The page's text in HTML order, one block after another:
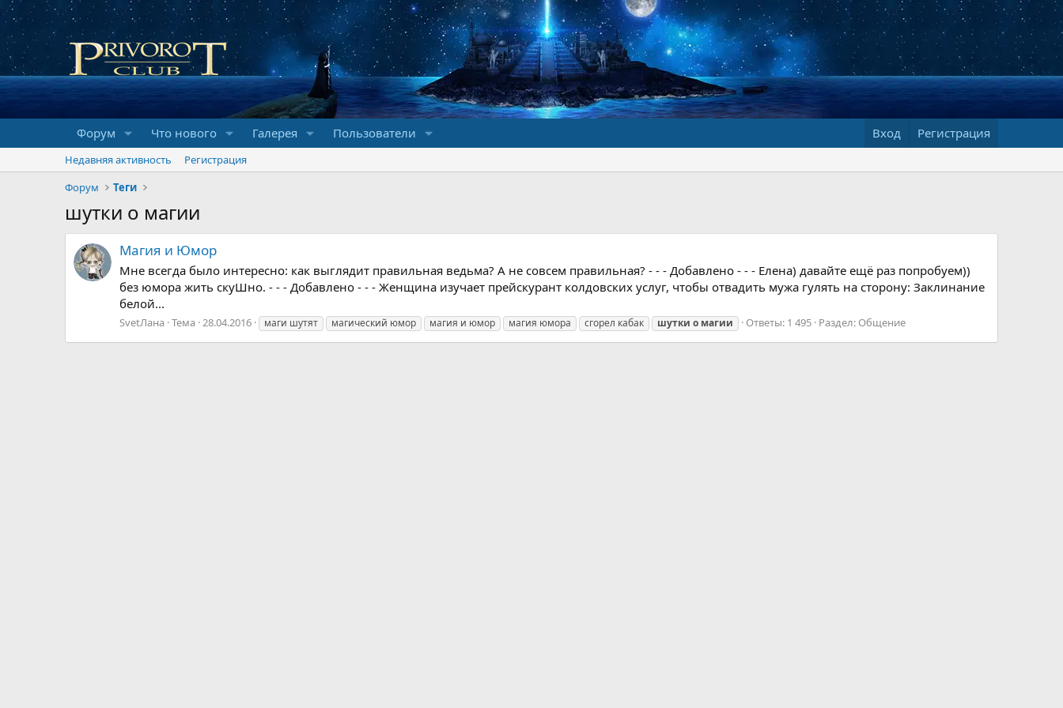
Форум Что нового Галерея Пользователи Вход Регистрация
Недавняя активность
Регистрация
Форум
Теги
шутки о магии
Магия и Юмор
Мне всегда было интересно: как выглядит правильная ведьма? А не совсем правильная? - - - Добавлено - - - Елена) давайте ещё раз попробуем))
без юмора жить скуШно. - - - Добавлено - - - Женщина изучает прейскурант колдовских услуг, чтобы отвадить мужа гулять на сторону: Заклинание
белой...
SvetЛана Тема 28.04.2016 маги шутят магический юмор магия и юмор магия юмора сгорел кабак шутки о магии Ответы: 1 495 Раздел: Общение